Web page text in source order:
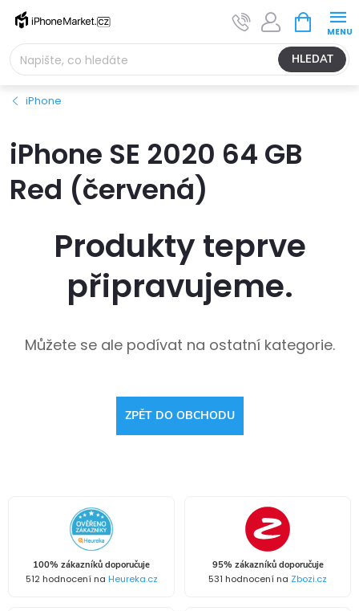
Přejít
obsah
HLEDAT
NÁKUPNÍ
KOŠÍK
iPhone
iPhone SE 2020 64 GB
Red (červená)
Produkty teprve
připravujeme.
Můžete se ale podívat na ostatní kategorie.
ZPĚT DO OBCHODU
100% zákazníků doporučuje
512 hodnocení na Heureka.cz
95% zákazníků doporučuje
531 hodnocení na Zbozi.cz